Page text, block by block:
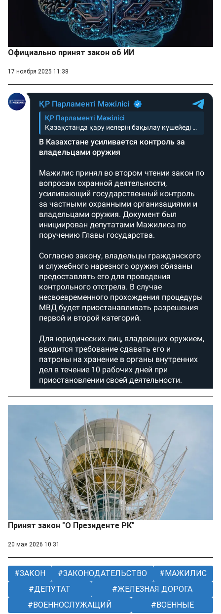
Официально принят закон об ИИ
17 ноября 2025 11:38
Принят закон "О Президенте РК"
20 мая 2026 10:31
ЗАКОН ЗАКОНОДАТЕЛЬСТВО
МАЖИЛИС
ДЕПУТАТ
ЖЕЛЕЗНАЯ ДОРОГА
ВОЕННОСЛУЖАЩИЙ
ВОЕННЫЕ